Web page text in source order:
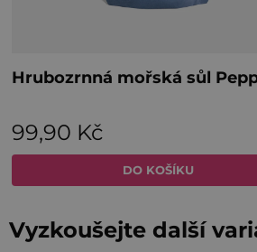
Vyzkoušejte další